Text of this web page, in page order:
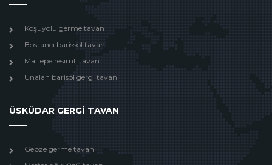
Koşuyolu germe tavan
Bostancı barissol tavan
Maltepe resimli tavan
Ünalan barisol gergi tavan
ÜSKÜDAR GERGİ TAVAN
Gebze germe tavan